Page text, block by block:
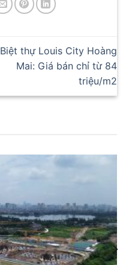
Biệt thự Louis City Hoàng
Mai: Giá bán chỉ từ 84
triệu/m2